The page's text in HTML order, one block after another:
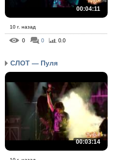
00:04:11
10 г. назад
0 0 0.0
СЛОТ — Пуля
00:03:14